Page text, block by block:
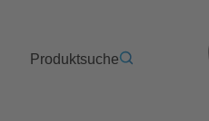
Produktsuche